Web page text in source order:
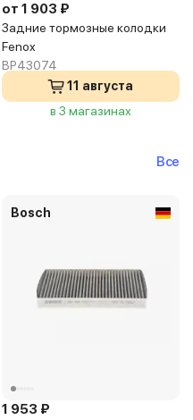
от 1 903 ₽
Задние тормозные колодки
Fenox
BP43074
11 августа
в 3 магазинах
Все
Bosch
1 953 ₽